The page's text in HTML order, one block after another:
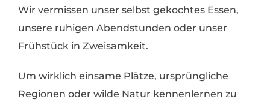
Wir vermissen unser selbst gekochtes Essen,
unsere ruhigen Abendstunden oder unser
Frühstück in Zweisamkeit.
Um wirklich einsame Plätze, ursprüngliche
Regionen oder wilde Natur kennenlernen zu